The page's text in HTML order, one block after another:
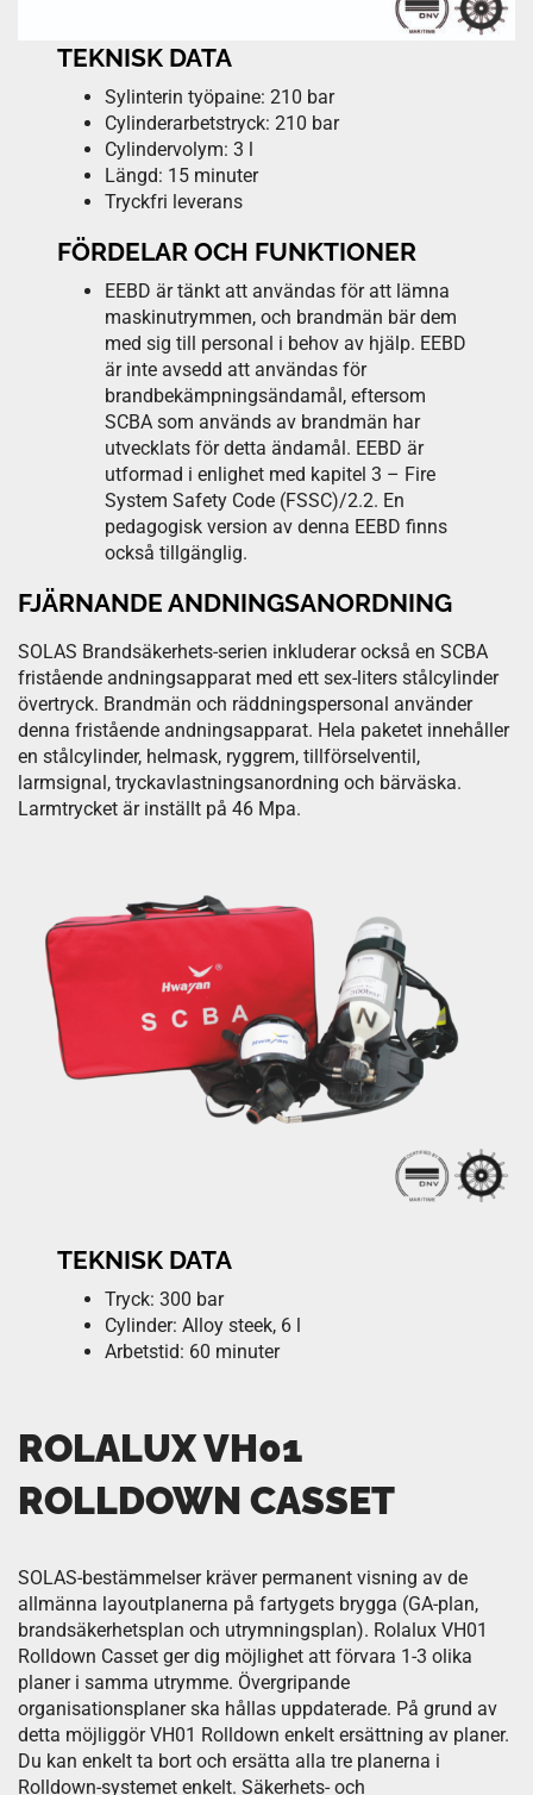
TEKNISK DATA
Sylinterin työpaine: 210 bar
Cylinderarbetstryck: 210 bar
Cylindervolym: 3 l
Längd: 15 minuter
Tryckfri leverans
FÖRDELAR OCH FUNKTIONER
EEBD är tänkt att användas för att lämna
maskinutrymmen, och brandmän bär dem
med sig till personal i behov av hjälp. EEBD
är inte avsedd att användas för
brandbekämpningsändamål, eftersom
SCBA som används av brandmän har
utvecklats för detta ändamål. EEBD är
utformad i enlighet med kapitel 3 – Fire
System Safety Code (FSSC)/2.2. En
pedagogisk version av denna EEBD finns
också tillgänglig.
FJÄRNANDE ANDNINGSANORDNING
SOLAS Brandsäkerhets-serien inkluderar också en SCBA
fristående andningsapparat med ett sex-liters stålcylinder
övertryck. Brandmän och räddningspersonal använder
denna fristående andningsapparat. Hela paketet innehåller
en stålcylinder, helmask, ryggrem, tillförselventil,
larmsignal, tryckavlastningsanordning och bärväska.
Larmtrycket är inställt på 46 Mpa.
TEKNISK DATA
Tryck: 300 bar
Cylinder: Alloy steek, 6 l
Arbetstid: 60 minuter
ROLALUX VH01
ROLLDOWN CASSET
SOLAS-bestämmelser kräver permanent visning av de
allmänna layoutplanerna på fartygets brygga (GA-plan,
brandsäkerhetsplan och utrymningsplan). Rolalux VH01
Rolldown Casset ger dig möjlighet att förvara 1-3 olika
planer i samma utrymme. Övergripande
organisationsplaner ska hållas uppdaterade. På grund av
detta möjliggör VH01 Rolldown enkelt ersättning av planer.
Du kan enkelt ta bort och ersätta alla tre planerna i
Rolldown-systemet enkelt. Säkerhets- och